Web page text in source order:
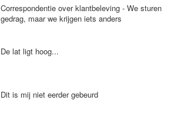
Correspondentie over klantbeleving - We sturen
gedrag, maar we krijgen iets anders
De lat ligt hoog...
Dit is mij niet eerder gebeurd